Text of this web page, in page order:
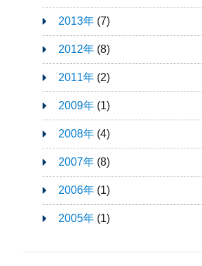
2013年(7)
2012年(8)
2011年(2)
2009年(1)
2008年(4)
2007年(8)
2006年(1)
2005年(1)